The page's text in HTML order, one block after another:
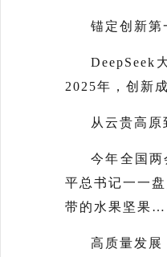
锚定创新第
DeepSeek
2025年，创新
从云贵高
今年全国
平总书记一一
带的水果坚果
高质量发展